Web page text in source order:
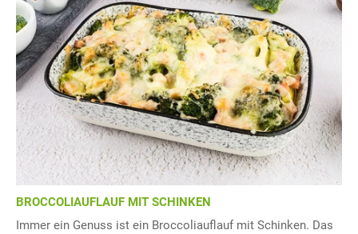
BROCCOLIAUFLAUF MIT SCHINKEN
Immer ein Genuss ist ein Broccoliauflauf mit Schinken. Das